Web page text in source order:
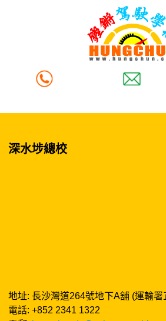
深水埗總校
地址: 長沙灣道264號地下A舖 (運輸署
電話: +852 2341 1322